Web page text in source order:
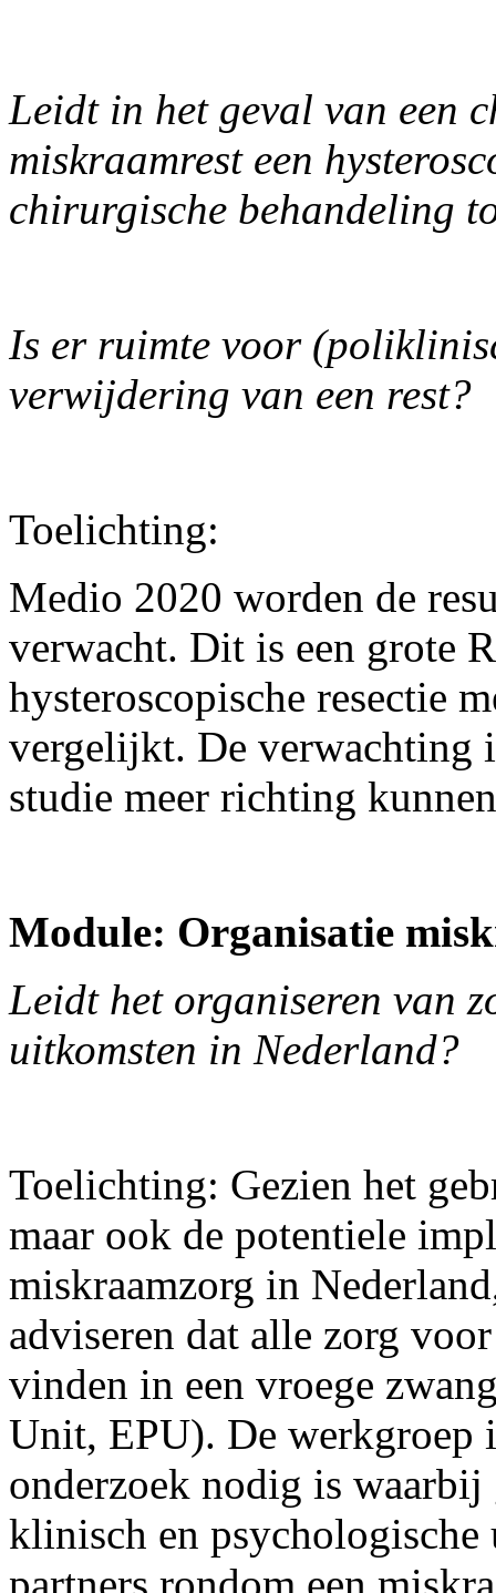
Leidt in het geval van een
miskraamrest een
chirurgische behandeling
Is er ruimte voor
verwijdering van een rest?
Toelichting:
Medio 2020 worden de
verwacht. Dit is een grote
hysteroscopische resectie
vergelijkt. De verwachting
studie meer richting
Module: Organisatie
Leidt het organiseren van
uitkomsten in Nederland?
Toelichting: Gezien het
maar ook de potentiele
miskraamzorg in
adviseren dat alle zorg
vinden in een vroege
Unit, EPU). De werkgroep
onderzoek nodig is waarbij
klinisch en